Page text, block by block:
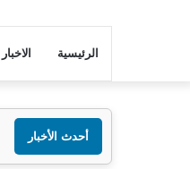
الرئيسية الاخبار
أحدث الأخبار